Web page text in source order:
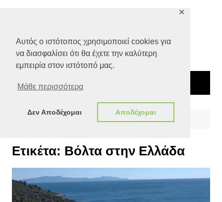
Αυτός ο ιστότοπος χρησιμοποιεί cookies για
να διασφαλίσει ότι θα έχετε την καλύτερη
εμπειρία στον ιστότοπό μας.
Μάθε περισσότερα
Δεν Αποδέχομαι Αποδέχομαι
✕
Βόλτα στην Ελλάδα
Ετικέτα: Βόλτα στην Ελλάδα